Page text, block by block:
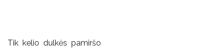
Tik kelio dulkės pamiršo